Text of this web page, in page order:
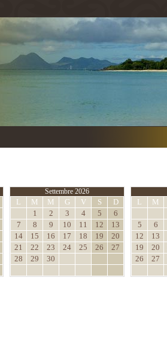
Settembre 2026
L M M G V S
D
1
2 3 4 5
6
7
8 9 10 11 12
13
14
15 16 17 18 19
20
21
22 23 24 25 26
27
28
29 30
L M
5
6
12
13
19
20
26
27